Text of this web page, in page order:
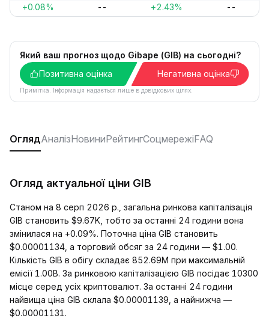
+0.08% -- +2.43% --
Який ваш прогноз щодо Gibape (GIB) на сьогодні?
Позитивна оцінка
Негативна оцінка
Примітка. Інформація надається лише в довідкових цілях.
ОглядАналізНовиниРейтингСоцмережіFAQ
Огляд актуальної ціни GIB
Станом на 8 серп 2026 р., загальна ринкова капіталізація
GIB становить $9.67K, тобто за останні 24 години вона
змінилася на +0.09%. Поточна ціна GIB становить
$0.00001134, а торговий обсяг за 24 години — $1.00.
Кількість GIB в обігу складає 852.69M при максимальній
емісії 1.00B. За ринковою капіталізацією GIB посідає 10300
місце серед усіх криптовалют. За останні 24 години
найвища ціна GIB склала $0.00001139, а найнижча —
$0.00001131.